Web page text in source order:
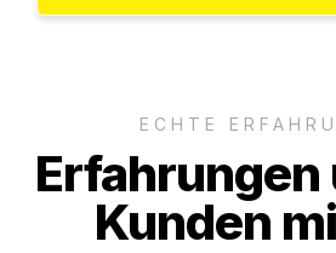
ECHTE
Erfahrungen
Kunden